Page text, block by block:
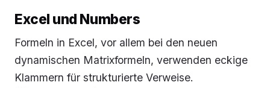
Excel und Numbers
Formeln in Excel, vor allem bei den neuen
dynamischen Matrixformeln, verwenden eckige
Klammern für strukturierte Verweise.